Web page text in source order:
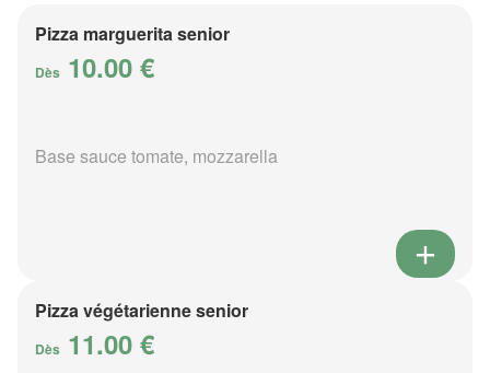
Pizza marguerita senior
Dès 10.00 €
Base sauce tomate, mozzarella
Pizza végétarienne senior
Dès 11.00 €